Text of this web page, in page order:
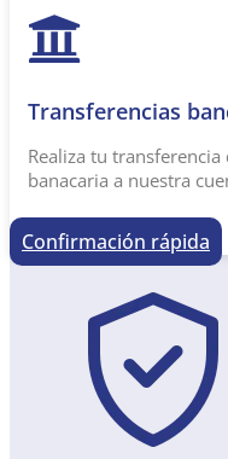
Transferencias
Realiza tu
banacaria a nuestra
Confirmación rápida